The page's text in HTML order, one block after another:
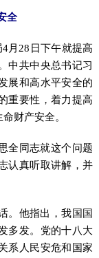
全
28日下午就提高
中共中央总书记习
展和高水平安全的
重要性，着力提高
财产安全。
同志就这个问题
认真听取讲解，并
他指出，我国国
多发。党的十八大
系人民安危和国家